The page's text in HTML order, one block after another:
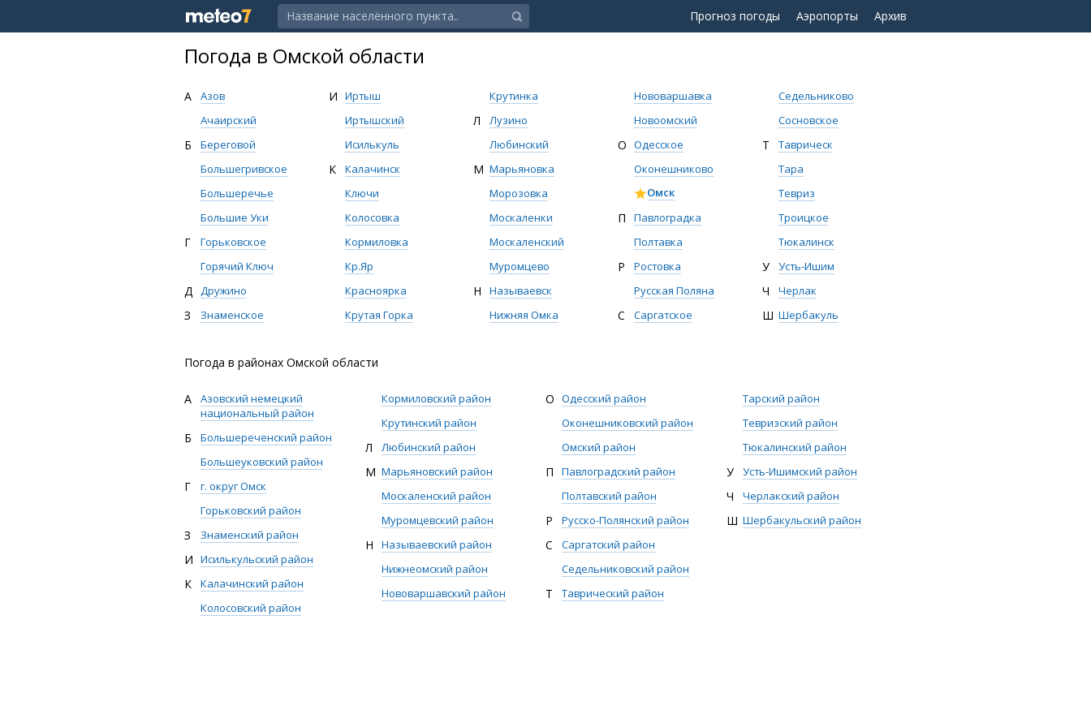
Прогноз погоды Аэропорты Архив
Погода в Омской области
А
Азов
Ачаирский
Б
Береговой
Большегривское
Большеречье
Большие Уки
Г
Горьковское
Горячий Ключ
Д Дружино
З Знаменское
И Иртыш
Иртышский
Исилькуль
К
Калачинск
Ключи
Колосовка
Кормиловка
Кр.Яр
Красноярка
Крутая Горка
Крутинка
Л
Лузино
Любинский
М Марьяновка
Морозовка
Москаленки
Москаленский
Муромцево
Н
Называевск
Нижняя Омка
Нововаршавка
Новоомский
О Одесское
Оконешниково
Омск
П
Павлоградка
Полтавка
Р
Ростовка
Русская Поляна
С Саргатское
Седельниково
Сосновское
Т
Таврическ
Тара
Тевриз
Троицкое
Тюкалинск
У Усть-Ишим
Ч Черлак
Ш Шербакуль
Погода в районах Омской области
А
Азовский немецкий
национальный район
Б
Большереченский район
Большеуковский район
Г
г. округ Омск
Горьковский район
З Знаменский район
И Исилькульский район
К
Калачинский район
Колосовский район
Кормиловский район
Крутинский район
Л Любинский район
М Марьяновский район
Москаленский район
Муромцевский район
Н
Называевский район
Нижнеомский район
Нововаршавский район
О Одесский район
Оконешниковский район
Омский район
П
Павлоградский район
Полтавский район
Р Русско-Полянский район
С
Саргатский район
Седельниковский район
Т Таврический район
Тарский район
Тевризский район
Тюкалинский район
У Усть-Ишимский район
Ч Черлакский район
Ш Шербакульский район